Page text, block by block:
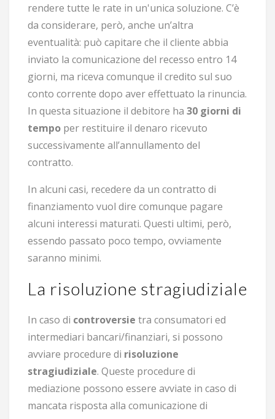
rendere tutte le rate in un'unica soluzione. C’è
da considerare, però, anche un’altra
eventualità: può capitare che il cliente abbia
inviato la comunicazione del recesso entro 14
giorni, ma riceva comunque il credito sul suo
conto corrente dopo aver effettuato la rinuncia.
In questa situazione il debitore ha 30 giorni di
tempo per restituire il denaro ricevuto
successivamente all’annullamento del
contratto.
In alcuni casi, recedere da un contratto di
finanziamento vuol dire comunque pagare
alcuni interessi maturati. Questi ultimi, però,
essendo passato poco tempo, ovviamente
saranno minimi.
La risoluzione stragiudiziale
In caso di controversie tra consumatori ed
intermediari bancari/finanziari, si possono
avviare procedure di risoluzione
stragiudiziale. Queste procedure di
mediazione possono essere avviate in caso di
mancata risposta alla comunicazione di